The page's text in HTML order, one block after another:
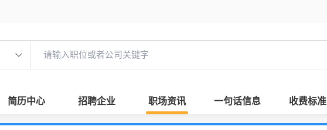
简历中心 招聘企业 职场资讯 一句话信息 收费标准